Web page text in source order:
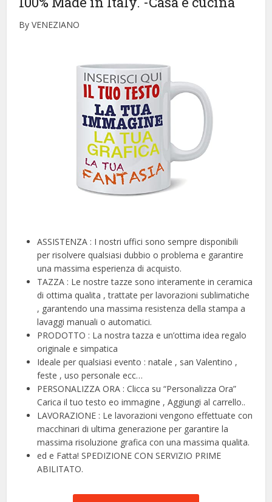
By VENEZIANO
ASSISTENZA : I nostri uffici sono sempre disponibili
per risolvere qualsiasi dubbio o problema e garantire
una massima esperienza di acquisto.
TAZZA : Le nostre tazze sono interamente in ceramica
di ottima qualita , trattate per lavorazioni sublimatiche
, garantendo una massima resistenza della stampa a
lavaggi manuali o automatici.
PRODOTTO : La nostra tazza e un’ottima idea regalo
originale e simpatica
Ideale per qualsiasi evento : natale , san Valentino ,
feste , uso personale ecc…
PERSONALIZZA ORA : Clicca su “Personalizza Ora”
Carica il tuo testo eo immagine , Aggiungi al carrello..
LAVORAZIONE : Le lavorazioni vengono effettuate con
macchinari di ultima generazione per garantire la
massima risoluzione grafica con una massima qualita.
ed e Fatta! SPEDIZIONE CON SERVIZIO PRIME
ABILITATO.